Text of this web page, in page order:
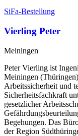
SiFa-Bestellung
Vierling Peter
Meiningen
Peter Vierling ist
Meiningen
Arbeitssicherheit und
Sicherheitsfachkraft
gesetzlicher
Begehungen. Das
der Region